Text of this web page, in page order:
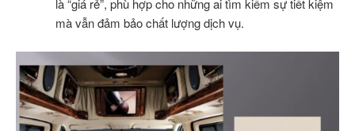
mà vẫn đảm bảo chất lượng dịch vụ.